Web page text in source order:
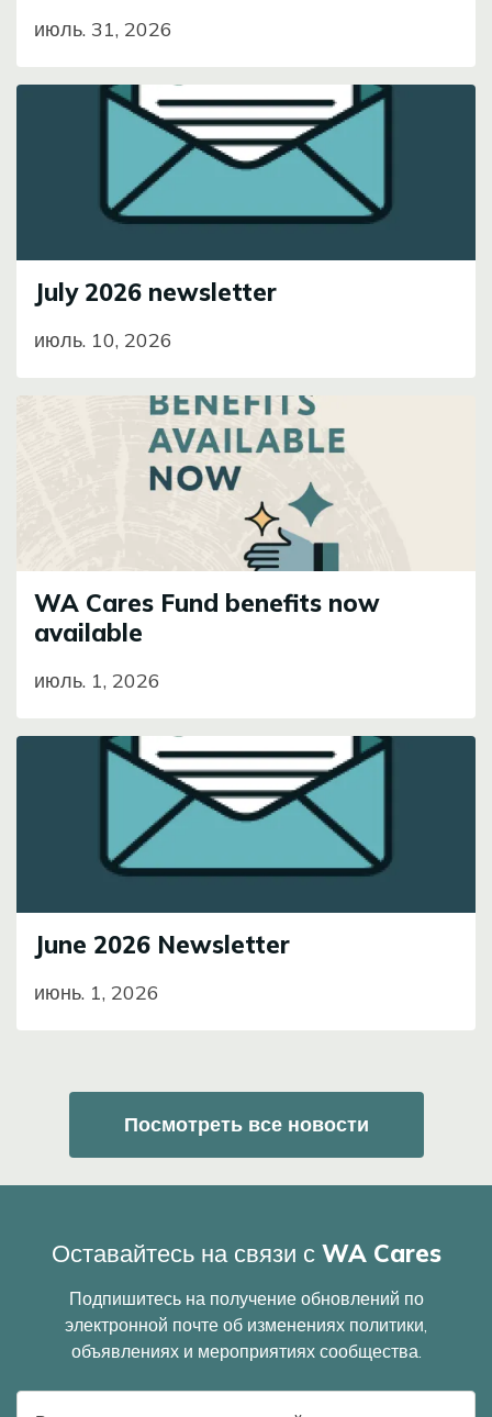
июль. 31, 2026
July 2026 newsletter
июль. 10, 2026
WA Cares Fund benefits now
available
июль. 1, 2026
June 2026 Newsletter
июнь. 1, 2026
Посмотреть все новости
Оставайтесь на связи с WA Cares
Подпишитесь на получение обновлений по
электронной почте об изменениях политики,
объявлениях и мероприятиях сообщества.